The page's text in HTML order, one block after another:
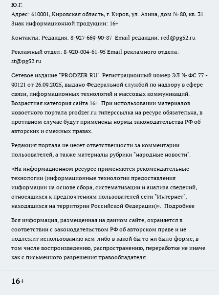
Ю.Г.
Адрес: 610001, Кировская область, г. Киров, ул. Азина, дом № 80, кв. 31
Знак информационной продукции: 16+
Контакты: Редакция: 8-927-669-90-87 Email редакции: red@pg52.ru
Рекламный отдел: 8-920-004-61-95 Email рекламного отдела:
st@pg52.ru
Сетевое издание "PRODZER.RU". Регистрационный номер ЭЛ № ФС 77 -
90121 от 26.09.2025, выдано Федеральной службой по надзору в сфере
связи, информационных технологий и массовых коммуникаций.
Возрастная категория сайта 16+. При использовании материалов
новостного портала prodzer.ru гиперссылка на ресурс обязательна, в
противном случае будут применены нормы законодательства РФ об
авторских и смежных правах.
Редакция портала не несет ответственности за комментарии
пользователей, а также материалы рубрики "народные новости".
«На информационном ресурсе применяются рекомендательные
технологии (информационные технологии предоставления
информации на основе сбора, систематизации и анализа сведений,
относящихся к предпочтениям пользователей сети "Интернет",
находящихся на территории Российской Федерации)». Подробнее
Вся информация, размещенная на данном сайте, охраняется в
соответствии с законодательством РФ об авторском праве и не
подлежит использованию кем-либо в какой бы то ни было форме, в
том числе воспроизведению, распространению, переработке не иначе
как с письменного разрешения правообладателя.
16+